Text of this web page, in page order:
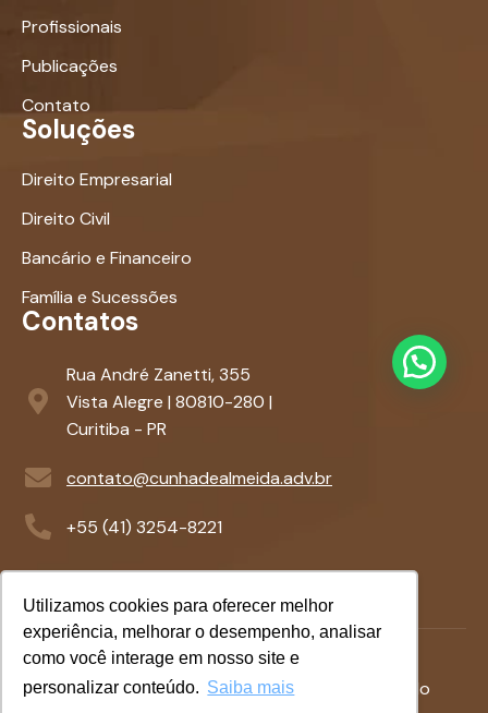
Utilizamos cookies para oferecer melhor
experiência, melhorar o desempenho, analisar
como você interage em nosso site e
personalizar conteúdo. Saiba mais
Profissionais
Publicações
Contato
Soluções
Direito Empresarial
Direito Civil
Bancário e Financeiro
Família e Sucessões
Contatos
Rua André Zanetti, 355
Vista Alegre | 80810-280 |
Curitiba - PR
contato@cunhadealmeida.adv.br
+55 (41) 3254-8221
Termos &
Politicas de
©2026
- Desenvolvido